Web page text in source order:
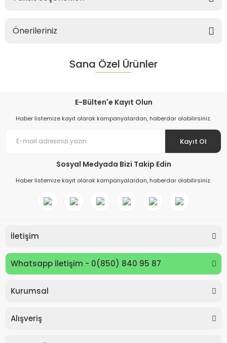
Önerileriniz
Sana Özel Ürünler
E-Bülten'e Kayıt Olun
Haber listemize kayıt olarak kampanyalardan, haberdar olabilirsiniz.
Kayıt Ol
Sosyal Medyada Bizi Takip Edin
Haber listemize kayıt olarak kampanyalardan, haberdar olabilirsiniz.
İletişim
Whatsapp İletişim - 0(850) 840 95 87
Kurumsal
Alışveriş